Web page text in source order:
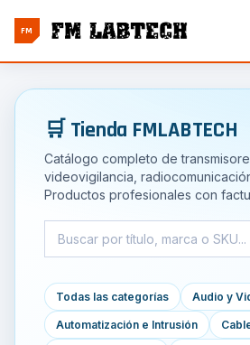
FM
🛒 Tienda FMLABTECH
Catálogo completo de
videovigilancia,
Productos profesionales con
Todas las categorías Audio y
Automatización e Intrusión